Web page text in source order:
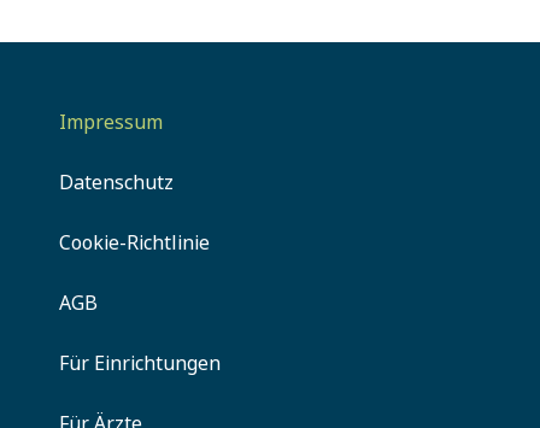
Impressum
Datenschutz
Cookie-Richtlinie
AGB
Für Einrichtungen
Für Ärzte